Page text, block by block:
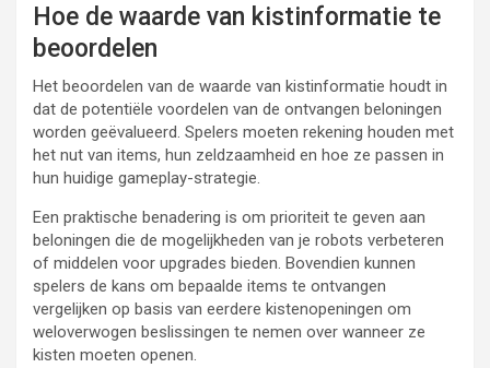
Hoe de waarde van kistinformatie te
beoordelen
Het beoordelen van de waarde van kistinformatie houdt in
dat de potentiële voordelen van de ontvangen beloningen
worden geëvalueerd. Spelers moeten rekening houden met
het nut van items, hun zeldzaamheid en hoe ze passen in
hun huidige gameplay-strategie.
Een praktische benadering is om prioriteit te geven aan
beloningen die de mogelijkheden van je robots verbeteren
of middelen voor upgrades bieden. Bovendien kunnen
spelers de kans om bepaalde items te ontvangen
vergelijken op basis van eerdere kistenopeningen om
weloverwogen beslissingen te nemen over wanneer ze
kisten moeten openen.